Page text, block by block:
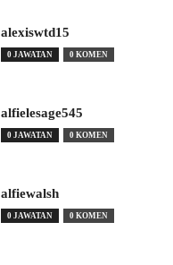
alexiswtd15
0 JAWATAN 0 KOMEN
alfielesage545
0 JAWATAN 0 KOMEN
alfiewalsh
0 JAWATAN 0 KOMEN